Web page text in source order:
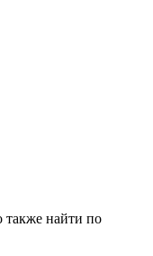
также найти по